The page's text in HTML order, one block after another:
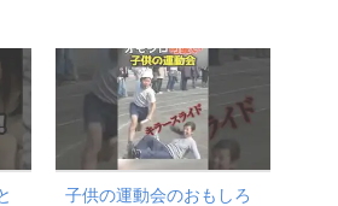
子供の運動会のおもしろ